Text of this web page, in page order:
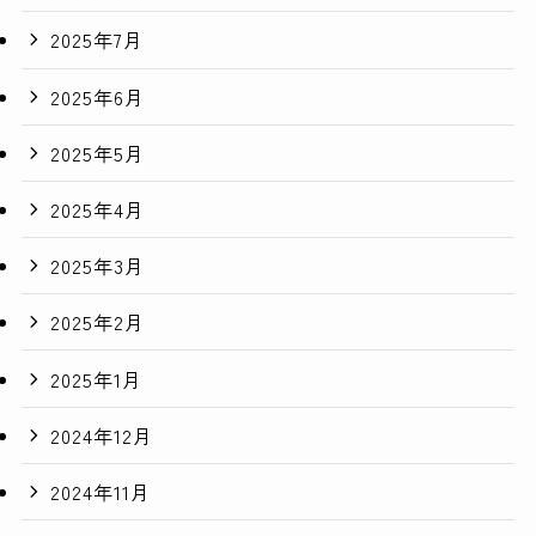
2025年7月
2025年6月
2025年5月
2025年4月
2025年3月
2025年2月
2025年1月
2024年12月
2024年11月